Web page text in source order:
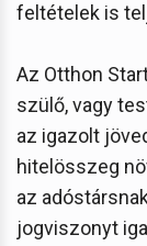
feltételek is
Az Otthon
szülő, vagy
az igazolt
hitelösszeg
az
jogviszonyt